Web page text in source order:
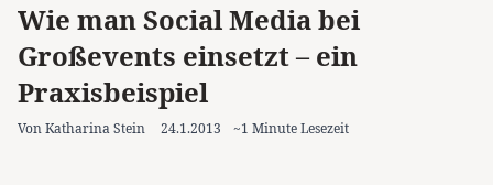
Wie man Social Media bei
Großevents einsetzt – ein
Praxisbeispiel
Von Katharina Stein 24.1.2013 ~1 Minute Lesezeit